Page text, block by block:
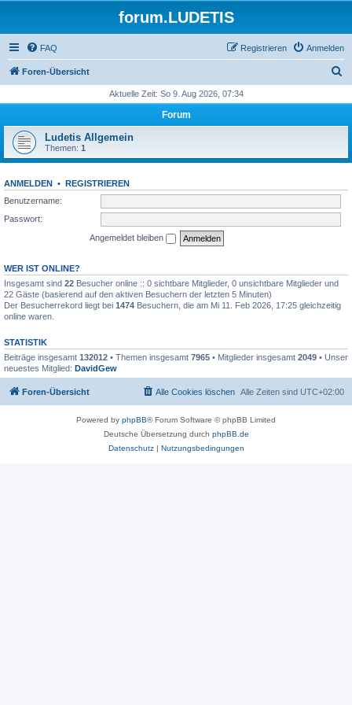
forum.LUDETIS
FAQ Anmelden
Registrieren
Foren-Übersicht
h
Aktuelle Zeit: So 9. Aug 2026, 07:34
Forum
Ludetis Allgemein
Themen: 1
ANMELDEN • REGISTRIEREN
Benutzername:
Passwort:
Angemeldet bleiben
WER IST ONLINE?
Insgesamt sind 22 Besucher online :: 0 sichtbare Mitglieder, 0 unsichtbare Mitglieder und
22 Gäste (basierend auf den aktiven Besuchern der letzten 5 Minuten)
Der Besucherrekord liegt bei 1474 Besuchern, die am Mi 11. Feb 2026, 17:25 gleichzeitig
online waren.
STATISTIK
Beiträge insgesamt 132012 • Themen insgesamt 7965 • Mitglieder insgesamt 2049 • Unser
neuestes Mitglied: DavidGew
Foren-Übersicht Alle Zeiten sind UTC+02:00
Alle Cookies löschen
Powered by phpBB® Forum Software © phpBB Limited
Deutsche Übersetzung durch phpBB.de
Datenschutz| Nutzungsbedingungen